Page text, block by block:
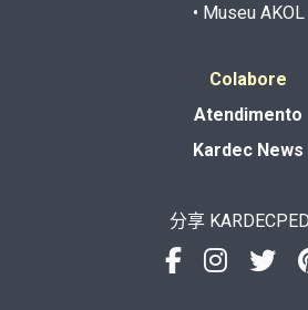
• Museu AKOL
Colabore
Atendimento
Kardec News
分享